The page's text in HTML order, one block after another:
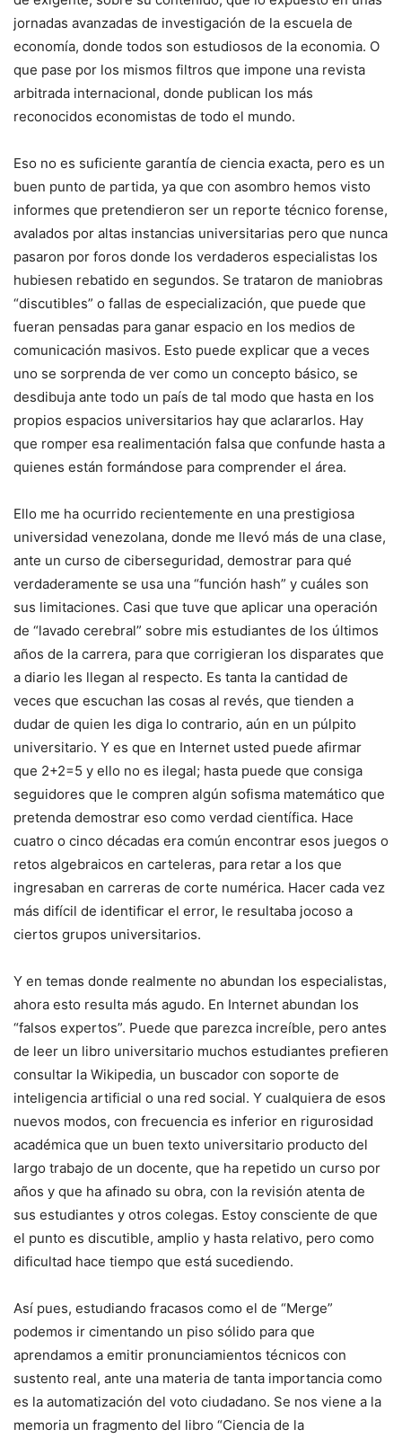
jornadas avanzadas de investigación de la escuela de
economía, donde todos son estudiosos de la economia. O
que pase por los mismos filtros que impone una revista
arbitrada internacional, donde publican los más
reconocidos economistas de todo el mundo.
Eso no es suficiente garantía de ciencia exacta, pero es un
buen punto de partida, ya que con asombro hemos visto
informes que pretendieron ser un reporte técnico forense,
avalados por altas instancias universitarias pero que nunca
pasaron por foros donde los verdaderos especialistas los
hubiesen rebatido en segundos. Se trataron de maniobras
“discutibles” o fallas de especialización, que puede que
fueran pensadas para ganar espacio en los medios de
comunicación masivos. Esto puede explicar que a veces
uno se sorprenda de ver como un concepto básico, se
desdibuja ante todo un país de tal modo que hasta en los
propios espacios universitarios hay que aclararlos. Hay
que romper esa realimentación falsa que confunde hasta a
quienes están formándose para comprender el área.
Ello me ha ocurrido recientemente en una prestigiosa
universidad venezolana, donde me llevó más de una clase,
ante un curso de ciberseguridad, demostrar para qué
verdaderamente se usa una “función hash” y cuáles son
sus limitaciones. Casi que tuve que aplicar una operación
de “lavado cerebral” sobre mis estudiantes de los últimos
años de la carrera, para que corrigieran los disparates que
a diario les llegan al respecto. Es tanta la cantidad de
veces que escuchan las cosas al revés, que tienden a
dudar de quien les diga lo contrario, aún en un púlpito
universitario. Y es que en Internet usted puede afirmar
que 2+2=5 y ello no es ilegal; hasta puede que consiga
seguidores que le compren algún sofisma matemático que
pretenda demostrar eso como verdad científica. Hace
cuatro o cinco décadas era común encontrar esos juegos o
retos algebraicos en carteleras, para retar a los que
ingresaban en carreras de corte numérica. Hacer cada vez
más difícil de identificar el error, le resultaba jocoso a
ciertos grupos universitarios.
Y en temas donde realmente no abundan los especialistas,
ahora esto resulta más agudo. En Internet abundan los
“falsos expertos”. Puede que parezca increíble, pero antes
de leer un libro universitario muchos estudiantes prefieren
consultar la Wikipedia, un buscador con soporte de
inteligencia artificial o una red social. Y cualquiera de esos
nuevos modos, con frecuencia es inferior en rigurosidad
académica que un buen texto universitario producto del
largo trabajo de un docente, que ha repetido un curso por
años y que ha afinado su obra, con la revisión atenta de
sus estudiantes y otros colegas. Estoy consciente de que
el punto es discutible, amplio y hasta relativo, pero como
dificultad hace tiempo que está sucediendo.
Así pues, estudiando fracasos como el de “Merge”
podemos ir cimentando un piso sólido para que
aprendamos a emitir pronunciamientos técnicos con
sustento real, ante una materia de tanta importancia como
es la automatización del voto ciudadano. Se nos viene a la
memoria un fragmento del libro “Ciencia de la